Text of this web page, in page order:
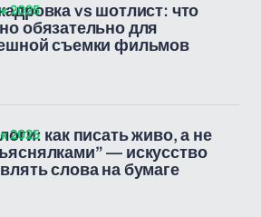
vs шотлист: что
обязательно для
съемки фильмов
2025
как писать живо, а не
— искусство
слова на бумаге
2025